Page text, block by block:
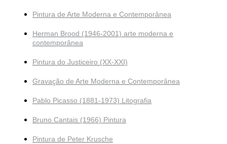
Pintura de Arte Moderna e Contemporânea
Herman Brood (1946-2001) arte moderna e
contemporânea
Pintura do Justiceiro (XX-XXI)
Gravação de Arte Moderna e Contemporânea
Pablo Picasso (1881-1973) Litografia
Bruno Cantais (1966) Pintura
Pintura de Peter Krusche